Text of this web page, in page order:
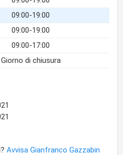
09:00-19:00
09:00-19:00
09:00-17:00
Giorno di chiusura
Avvisa Gianfranco Gazzabin